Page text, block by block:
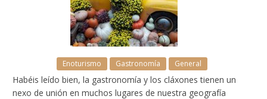
Enoturismo Gastronomía General
Habéis leído bien, la gastronomía y los cláxones tienen un
nexo de unión en muchos lugares de nuestra geografía